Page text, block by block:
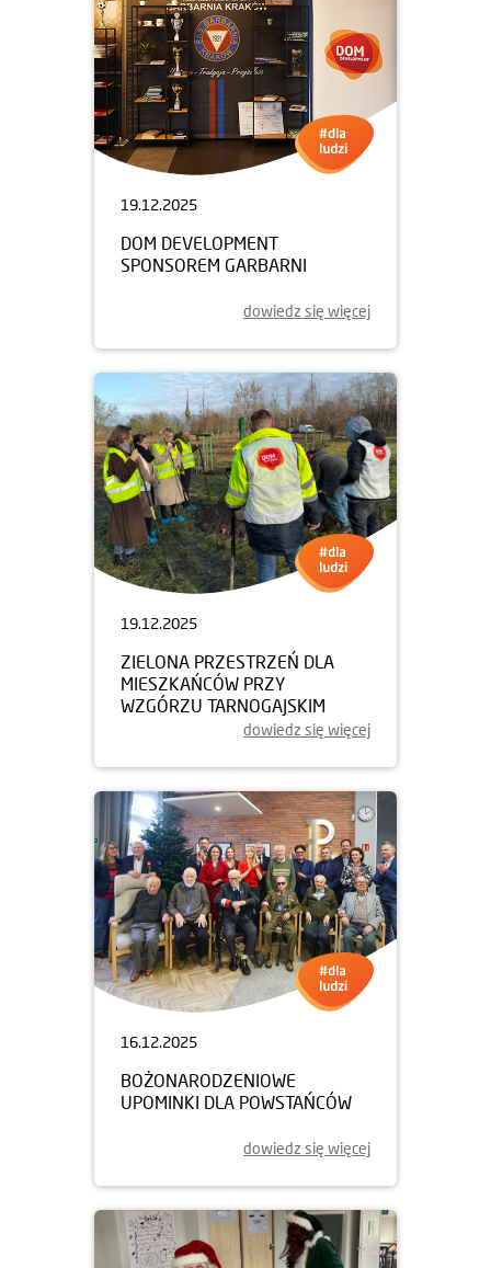
19.12.2025
DOM DEVELOPMENT
SPONSOREM GARBARNI
dowiedz się więcej
19.12.2025
ZIELONA PRZESTRZEŃ DLA
MIESZKAŃCÓW PRZY
WZGÓRZU TARNOGAJSKIM
dowiedz się więcej
16.12.2025
BOŻONARODZENIOWE
UPOMINKI DLA POWSTAŃCÓW
dowiedz się więcej